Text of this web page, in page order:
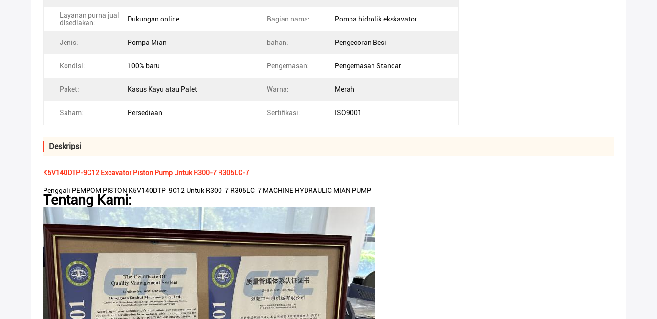
Layanan purna jual
disediakan:
Dukungan online Bagian nama: Pompa hidrolik ekskavator
Jenis: Pompa Mian bahan: Pengecoran Besi
Kondisi: 100% baru Pengemasan: Pengemasan Standar
Paket: Kasus Kayu atau Palet Warna: Merah
Saham: Persediaan Sertifikasi: ISO9001
Deskripsi
K5V140DTP-9C12 Excavator Piston Pump Untuk R300-7 R305LC-7
Penggali PEMPOM PISTON K5V140DTP-9C12 Untuk R300-7 R305LC-7 MACHINE HYDRAULIC MIAN PUMP
Tentang Kami: